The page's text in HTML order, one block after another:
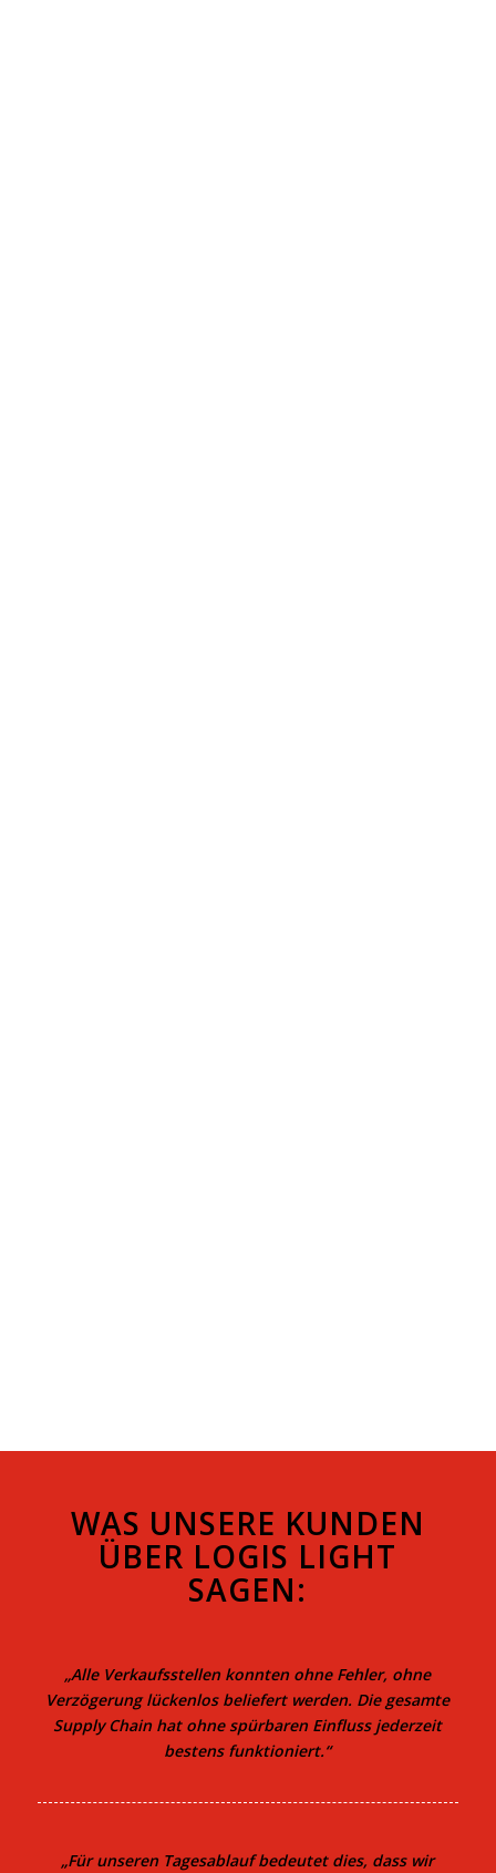
WAS UNSERE KUNDEN
ÜBER LOGIS LIGHT
SAGEN:
„Alle Verkaufsstellen konnten ohne Fehler, ohne
Verzögerung lückenlos beliefert werden. Die gesamte
Supply Chain hat ohne spürbaren Einfluss jederzeit
bestens funktioniert.“
„Für unseren Tagesablauf bedeutet dies, dass wir